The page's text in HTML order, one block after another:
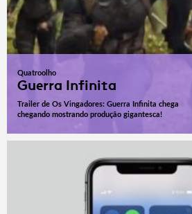
Quatroolho
Guerra Infinita
Trailer de Os Vingadores: Guerra Infinita chega
chegando mostrando produção gigantesca!